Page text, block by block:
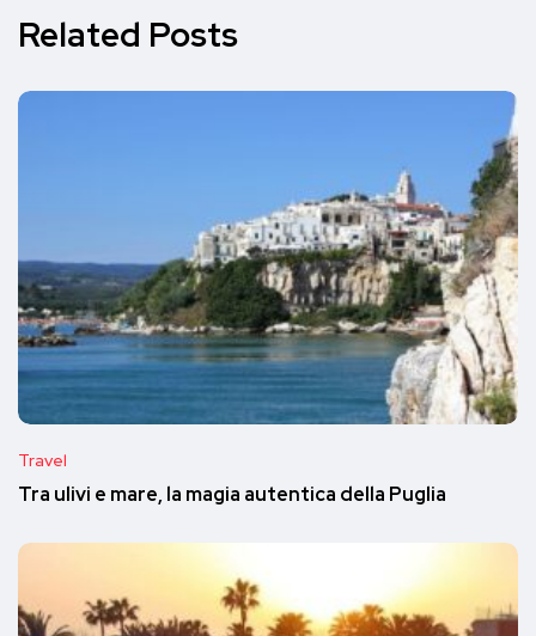
Related Posts
Travel
Tra ulivi e mare, la magia autentica della Puglia